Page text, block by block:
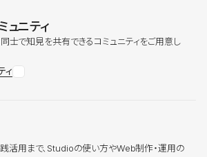
ュニティ
士で知見を共有できるコミュニティをご用意し
ィ
活用まで、Studioの使い方やWeb制作・運用の